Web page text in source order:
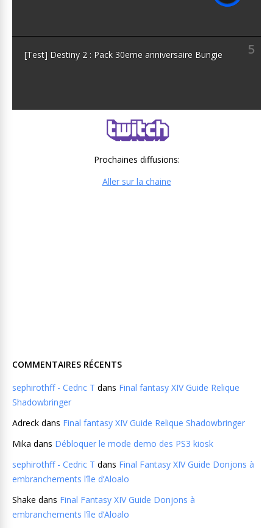
5
[Test] Destiny 2 : Pack 30eme anniversaire Bungie
Prochaines diffusions:
Aller sur la chaine
COMMENTAIRES RÉCENTS
sephirothff - Cedric T dans Final fantasy XIV Guide Relique
Shadowbringer
Adreck dans Final fantasy XIV Guide Relique Shadowbringer
Mika dans Débloquer le mode demo des PS3 kiosk
sephirothff - Cedric T dans Final Fantasy XIV Guide Donjons à
embranchements l’île d’Aloalo
Shake dans Final Fantasy XIV Guide Donjons à
embranchements l’île d’Aloalo